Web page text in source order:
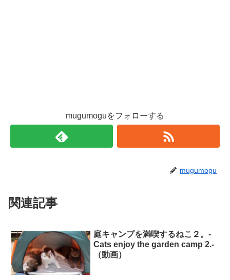
mugumoguをフォローする
mugumogu
関連記事
庭キャンプを満喫するねこ２。-
Cats enjoy the garden camp 2.-
（動画）